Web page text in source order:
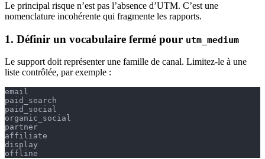
Le principal risque n’est pas l’absence d’UTM. C’est une
nomenclature incohérente qui fragmente les rapports.
1. Définir un vocabulaire fermé pour utm_medium
Le support doit représenter une famille de canal. Limitez-le à une
liste contrôlée, par exemple :
email
paid_search
paid_social
organic_social
partner
affiliate
display
offline